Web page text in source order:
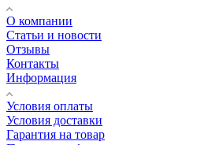
О компании
Статьи и новости
Отзывы
Контакты
Информация
Условия оплаты
Условия доставки
Гарантия на товар